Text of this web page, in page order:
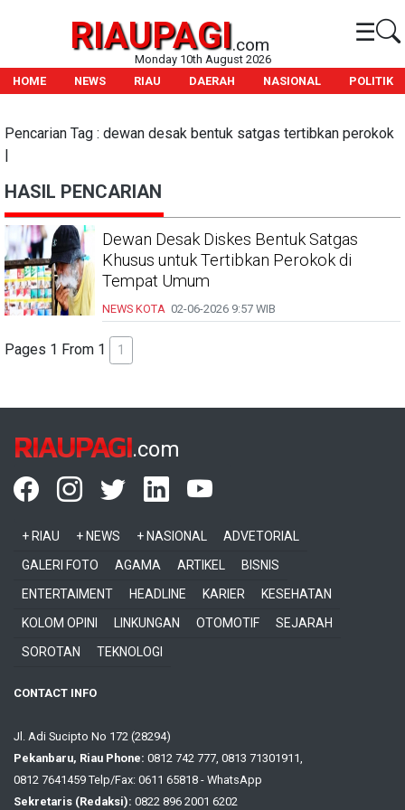
RIAUPAGI.com ☰
Monday 10th August 2026
HOME
NEWS RIAU DAERAH NASIONAL POLITIK
Pencarian Tag : dewan desak bentuk satgas tertibkan perokok
|
HASIL PENCARIAN
Dewan Desak Diskes Bentuk Satgas
Khusus untuk Tertibkan Perokok di
Tempat Umum
NEWS KOTA 02-06-2026 9:57 WIB
Pages 1 From 1 1
RIAUPAGI.com
+ RIAU + NEWS + NASIONAL
ADVETORIAL
GALERI FOTO
AGAMA ARTIKEL
BISNIS
ENTERTAIMENT
HEADLINE KARIER
KESEHATAN
KOLOM OPINI
LINKUNGAN OTOMOTIF
SEJARAH
SOROTAN
TEKNOLOGI
CONTACT INFO
Jl. Adi Sucipto No 172 (28294)
Pekanbaru, Riau Phone: 0812 742 777, 0813 71301911,
0812 7641459 Telp/Fax: 0611 65818 - WhatsApp
Sekretaris (Redaksi): 0822 896 2001 6202